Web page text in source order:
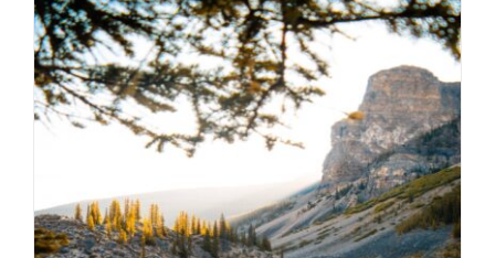
Kanada Reise